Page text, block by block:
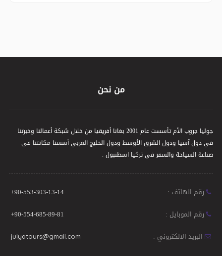
من نحن
جوليا جروب الأم تأسست عام 2001 بغانا أفريقيا من خلال شبكة أعمالنا وخبرتنا
في دول آسيا ودول الشرق الأوسط ودول الخليج العربي أسسنا مكانتنا في
صناعة السياحة والسفر في تركيا اسطنبول .
رقم الهاتف :
+90-553-303-13-14
رقم الموبايل :
+90-554-685-89-81
البريد الالكتروني :
julyatours@gmail.com